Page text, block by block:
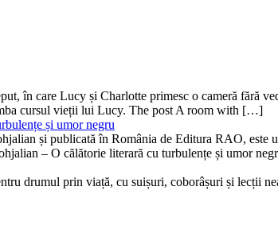
în care Lucy și Charlotte primesc o cameră fără
cursul vieții lui Lucy. The post A room with […]
și umor negru
și publicată în România de Editura RAO, este
– O călătorie literară cu turbulențe și umor
drumul prin viață, cu suișuri, coborâșuri și lecții